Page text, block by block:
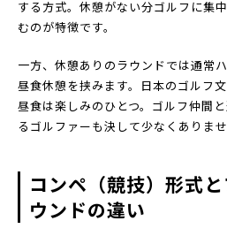
する方式。休憩がない分ゴルフに集
むのが特徴です。
一方、休憩ありのラウンドでは通常
昼食休憩を挟みます。日本のゴルフ
昼食は楽しみのひとつ。ゴルフ仲間
るゴルファーも決して少なくありませ
コンペ（競技）形式
ウンドの違い